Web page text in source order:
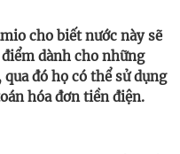
cho biết nước này sẽ
dành cho những
đó họ có thể sử dụng
hóa đơn tiền điện.